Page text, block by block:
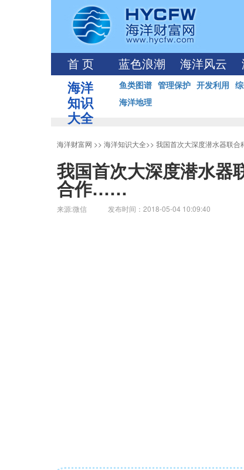
首 页 蓝色浪潮 海洋风云
海洋
知识
大全
鱼类图谱 管理保护 开发利用
海洋地理
海洋财富网 >> 海洋知识大全>> 我国首次大深度潜水器联
我国首次大深度潜水器
合作……
来源:微信 发布时间：2018-05-04 10:09:40